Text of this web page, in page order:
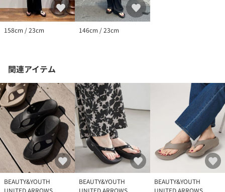
158cm / 23cm 146cm / 23cm
関連アイテム
BEAUTY&YOUTH
BEAUTY&YOUTH
BEAUTY&YOUTH